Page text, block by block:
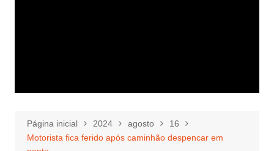
Página inicial 2024 agosto
16
Motorista fica ferido após caminhão despencar em